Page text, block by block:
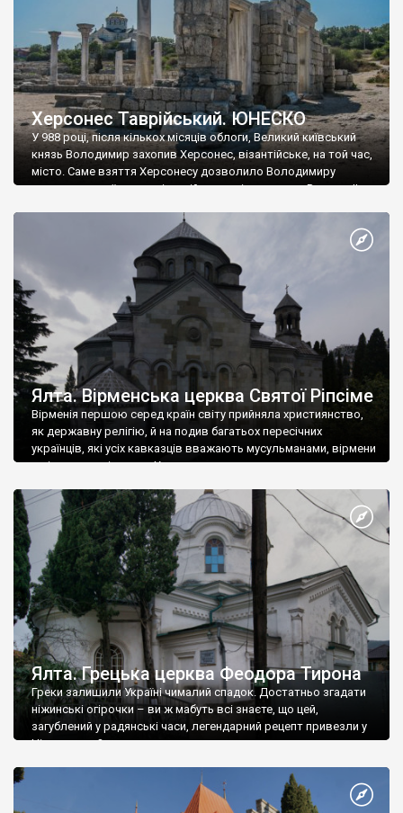
Херсонес Таврійський. ЮНЕСКО
У 988 році, після кількох місяців облоги, Великий київський
князь Володимир захопив Херсонес, візантійське, на той час,
місто. Саме взяття Херсонесу дозволило Володимиру
диктувати свої умови візантійському імператору Василю ІІ, та
Херсонесі Володимир-язичник, став Василем-християнином.
А потім було Хрещення Русі. На честь Херсонесу Таврійського
Ялта. Вірменська церква Святої Ріпсіме
Вірменія першою серед країн світу прийняла християнство,
як державну релігію, й на подив багатьох пересічних
українців, які усіх кавказців вважають мусульманами, вірмени
є відданими вірянами Христа
Ялта. Грецька церква Феодора Тирона
Греки залишили Україні чималий спадок. Достатньо згадати
ніжинські огірочки – ви ж мабуть всі знаєте, що цей,
загублений у радянські часи, легендарний рецепт привезли у
Ніжин греки?